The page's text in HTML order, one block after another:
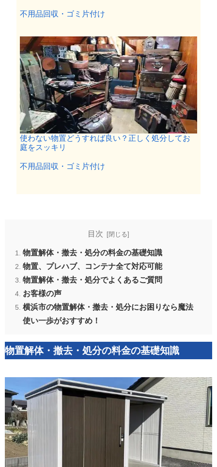
関連理由
不用品回収・ゴミ片付け
使わない物置どうすれば良い？正しく処分してお
庭をスッキリ
関連理由
不用品回収・ゴミ片付け
目次
物置解体・撤去・処分の料金の基礎知識
物置、プレハブ、コンテナ全て対応可能
物置解体・撤去・処分でよくあるご質問
お客様の声
横浜市の物置解体・撤去・処分にお困りなら魔法
使い一歩がおすすめ！
物置解体・撤去・処分の料金の基礎知識